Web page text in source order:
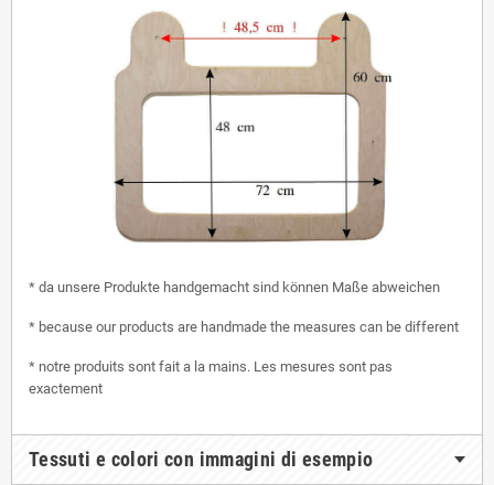
* da unsere Produkte handgemacht sind können Maße abweichen
* because our products are handmade the measures can be different
* notre produits sont fait a la mains. Les mesures sont pas
exactement
Tessuti e colori con immagini di esempio